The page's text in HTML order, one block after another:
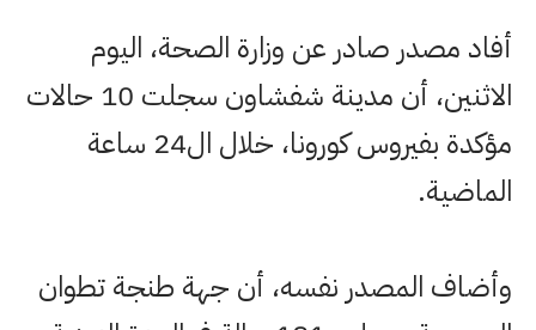
أفاد مصدر صادر عن وزارة الصحة، اليوم
الاثنين، أن مدينة شفشاون سجلت 10 حالات
مؤكدة بفيروس كورونا، خلال ال24 ساعة
الماضية.
وأضاف المصدر نفسه، أن جهة طنجة تطوان